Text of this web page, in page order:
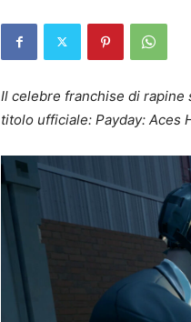
Il celebre franchise di rapine
titolo ufficiale: Payday: Aces